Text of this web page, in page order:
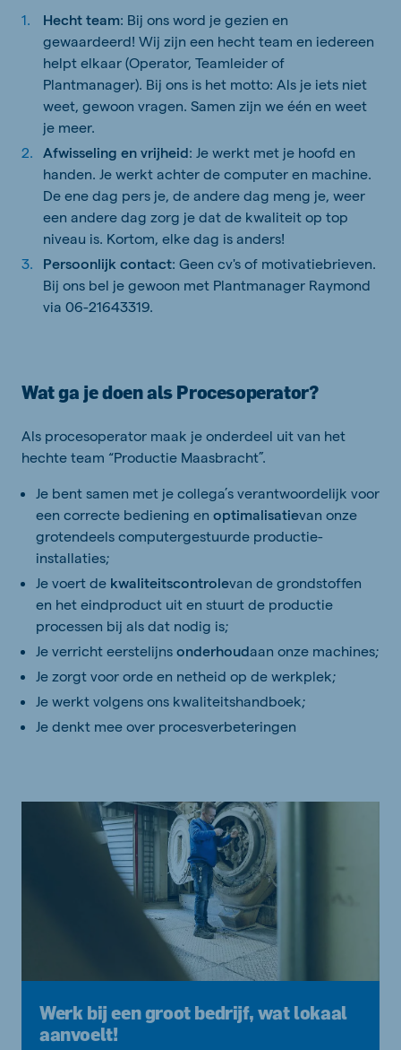
Hecht team: Bij ons word je gezien en
gewaardeerd! Wij zijn een hecht team en iedereen
helpt elkaar (Operator, Teamleider of
Plantmanager). Bij ons is het motto: Als je iets niet
weet, gewoon vragen. Samen zijn we één en weet
je meer.
Afwisseling en vrijheid: Je werkt met je hoofd en
handen. Je werkt achter de computer en machine.
De ene dag pers je, de andere dag meng je, weer
een andere dag zorg je dat de kwaliteit op top
niveau is. Kortom, elke dag is anders!
Persoonlijk contact: Geen cv's of motivatiebrieven.
Bij ons bel je gewoon met Plantmanager Raymond
via 06-21643319.
Wat ga je doen als Procesoperator?
Als procesoperator maak je onderdeel uit van het
hechte team “Productie Maasbracht”.
Je bent samen met je collega’s verantwoordelijk voor
een correcte bediening en optimalisatievan onze
grotendeels computergestuurde productie-
installaties;
Je voert de kwaliteitscontrolevan de grondstoffen
en het eindproduct uit en stuurt de productie
processen bij als dat nodig is;
Je verricht eerstelijns onderhoudaan onze machines;
Je zorgt voor orde en netheid op de werkplek;
Je werkt volgens ons kwaliteitshandboek;
Je denkt mee over procesverbeteringen
Werk bij een groot bedrijf, wat lokaal
aanvoelt!